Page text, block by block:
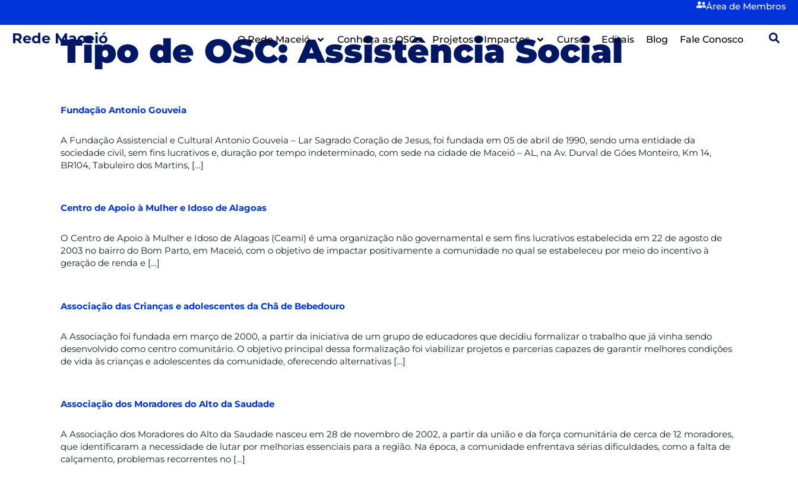
Área de Membros
Rede Maceió O Rede Maceió Conheça as OSCs Projetos e Impactos Cursos Editais Blog Fale Conosco
Tipo de OSC:Assistência Social
Fundação Antonio Gouveia
A Fundação Assistencial e Cultural Antonio Gouveia – Lar Sagrado Coração de Jesus, foi fundada em 05 de abril de 1990, sendo uma entidade da
sociedade civil, sem fins lucrativos e, duração por tempo indeterminado, com sede na cidade de Maceió – AL, na Av. Durval de Góes Monteiro, Km 14,
BR104, Tabuleiro dos Martins, […]
Centro de Apoio à Mulher e Idoso de Alagoas
O Centro de Apoio à Mulher e Idoso de Alagoas (Ceami) é uma organização não governamental e sem fins lucrativos estabelecida em 22 de agosto de
2003 no bairro do Bom Parto, em Maceió, com o objetivo de impactar positivamente a comunidade no qual se estabeleceu por meio do incentivo à
geração de renda e […]
Associação das Crianças e adolescentes da Chã de Bebedouro
A Associação foi fundada em março de 2000, a partir da iniciativa de um grupo de educadores que decidiu formalizar o trabalho que já vinha sendo
desenvolvido como centro comunitário. O objetivo principal dessa formalização foi viabilizar projetos e parcerias capazes de garantir melhores condições
de vida às crianças e adolescentes da comunidade, oferecendo alternativas […]
Associação dos Moradores do Alto da Saudade
A Associação dos Moradores do Alto da Saudade nasceu em 28 de novembro de 2002, a partir da união e da força comunitária de cerca de 12 moradores,
que identificaram a necessidade de lutar por melhorias essenciais para a região. Na época, a comunidade enfrentava sérias dificuldades, como a falta de
calçamento, problemas recorrentes no […]